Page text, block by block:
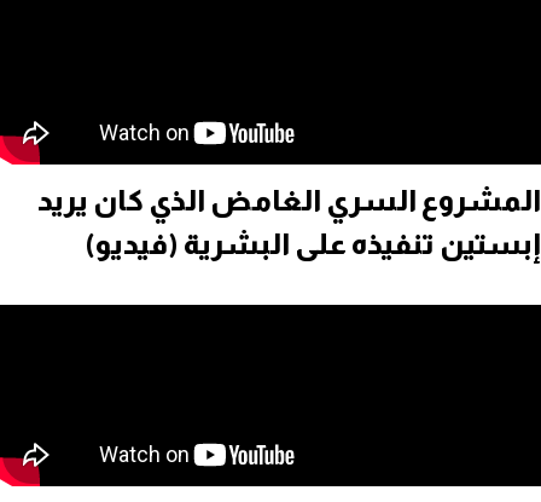
المشروع السري الغامض الذي كان يريد
إبستين تنفيذه على البشرية (فيديو)